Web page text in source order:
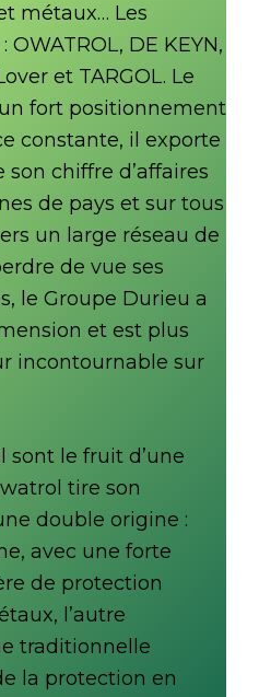
métaux… Les
DE KEYN,
et TARGOL. Le
fort positionnement
constante, il exporte
chiffre d’affaires
de pays et sur tous
un large réseau de
de vue ses
le Groupe Durieu a
et est plus
incontournable sur
sont le fruit d’une
tire son
double origine :
avec une forte
de protection
l’autre
traditionnelle
la protection en